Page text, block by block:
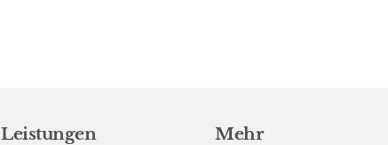
Leistungen Mehr